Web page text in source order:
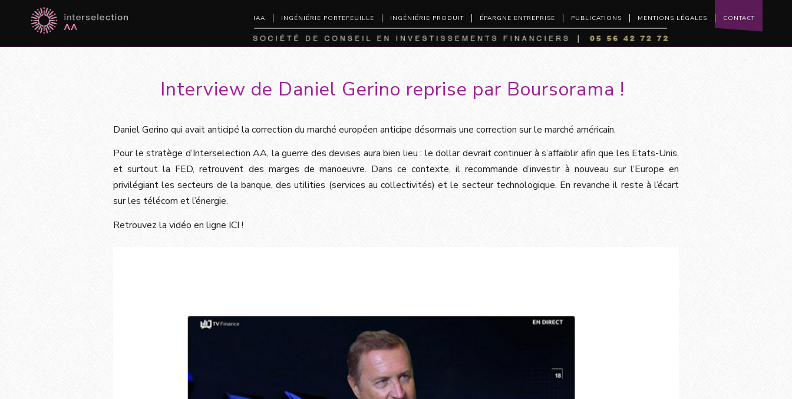
IAA INGÉNIÉRIE PORTEFEUILLE INGÉNIÉRIE PRODUIT ÉPARGNE ENTREPRISE PUBLICATIONS MENTIONS LÉGALES CONTACT
Interview de Daniel Gerino reprise par Boursorama !
Daniel Gerino qui avait anticipé la correction du marché européen anticipe désormais une correction sur le marché américain.
Pour le stratège d’Interselection AA, la guerre des devises aura bien lieu : le dollar devrait continuer à s’affaiblir afin que les Etats-Unis,
et surtout la FED, retrouvent des marges de manoeuvre. Dans ce contexte, il recommande d’investir à nouveau sur l’Europe en
privilégiant les secteurs de la banque, des utilities (services au collectivités) et le secteur technologique. En revanche il reste à l’écart
sur les télécom et l’énergie.
Retrouvez la vidéo en ligne ICI !